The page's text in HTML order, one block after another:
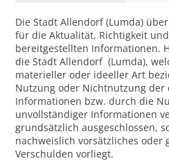
Die Stadt Allendorf (Lumda)
für die Aktualität, Richtigkeit
bereitgestellten Informationen.
die Stadt Allendorf (Lumda),
materieller oder ideeller Art
Nutzung oder Nichtnutzung der
Informationen bzw. durch die
unvollständiger Informationen
grundsätzlich ausgeschlossen,
nachweislich vorsätzliches oder
Verschulden vorliegt.